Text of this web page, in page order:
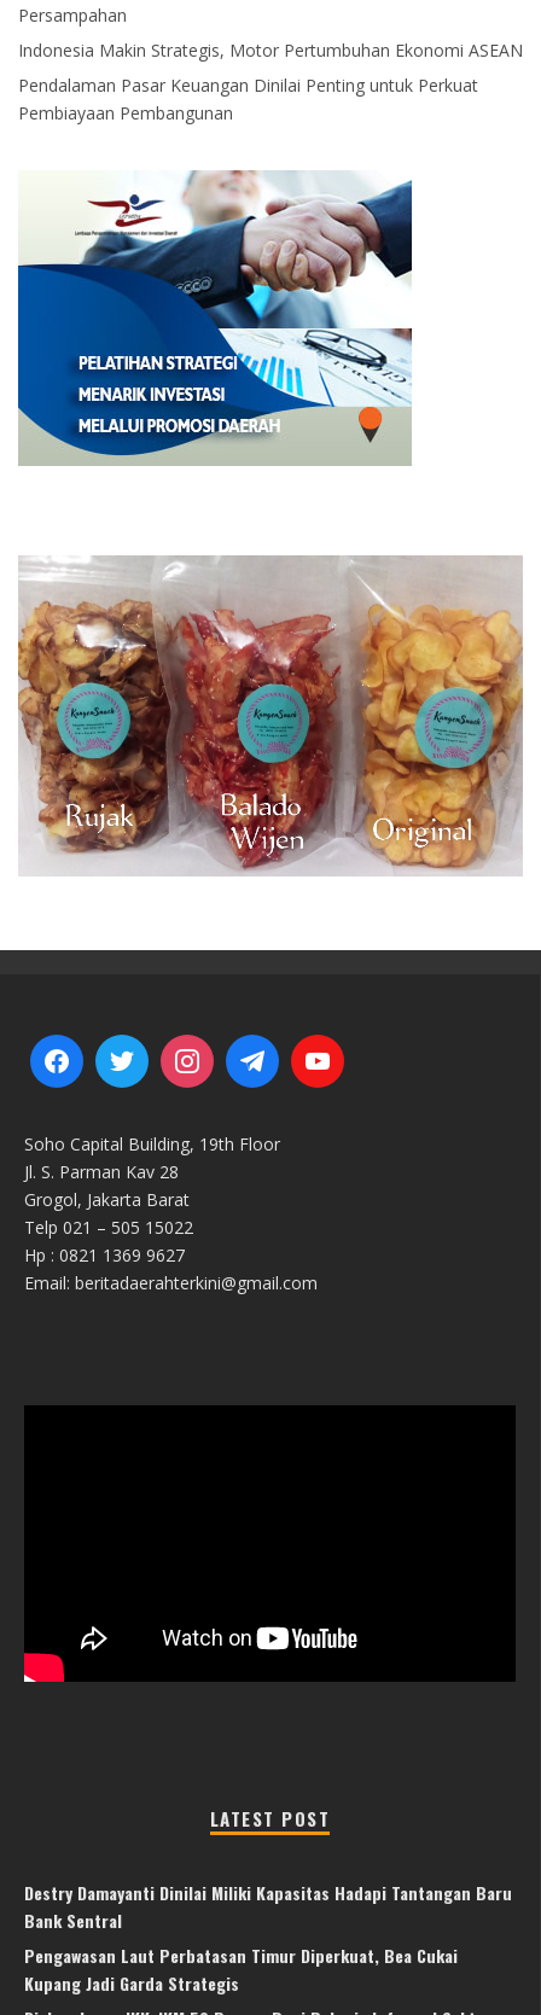
Persampahan
Indonesia Makin Strategis, Motor Pertumbuhan Ekonomi ASEAN
Pendalaman Pasar Keuangan Dinilai Penting untuk Perkuat
Pembiayaan Pembangunan
Soho Capital Building, 19th Floor
Jl. S. Parman Kav 28
Grogol, Jakarta Barat
Telp 021 – 505 15022
Hp : 0821 1369 9627
Email: beritadaerahterkini@gmail.com
LATEST POST
Destry Damayanti Dinilai Miliki Kapasitas Hadapi Tantangan Baru
Bank Sentral
Pengawasan Laut Perbatasan Timur Diperkuat, Bea Cukai
Kupang Jadi Garda Strategis